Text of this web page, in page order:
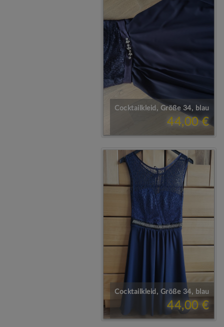
Cocktailkleid, Größe 34, blau
44,00 €
Cocktailkleid, Größe 34, blau
44,00 €